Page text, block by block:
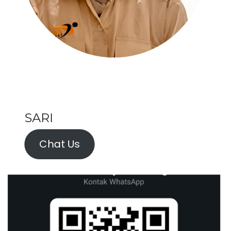
SARI
Chat Us